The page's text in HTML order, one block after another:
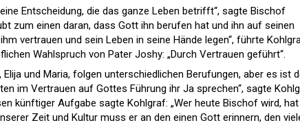
Entscheidung, die das ganze Leben betrifft“, sagte Bischof
zum einen daran, dass Gott ihn berufen hat und ihn auf seinen
vertrauen und sein Leben in seine Hände legen“, führte
Wahlspruch von Pater Joshy: „Durch Vertrauen geführt“.
Elija und Maria, folgen unterschiedlichen Berufungen, aber es ist
im Vertrauen auf Gottes Führung ihr Ja sprechen“, sagte
künftiger Aufgabe sagte Kohlgraf: „Wer heute Bischof wird, hat
Zeit und Kultur muss er an den einen Gott erinnern, den